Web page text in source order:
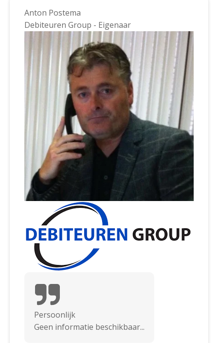
Anton Postema
Debiteuren Group - Eigenaar
Persoonlijk
Geen informatie beschikbaar...